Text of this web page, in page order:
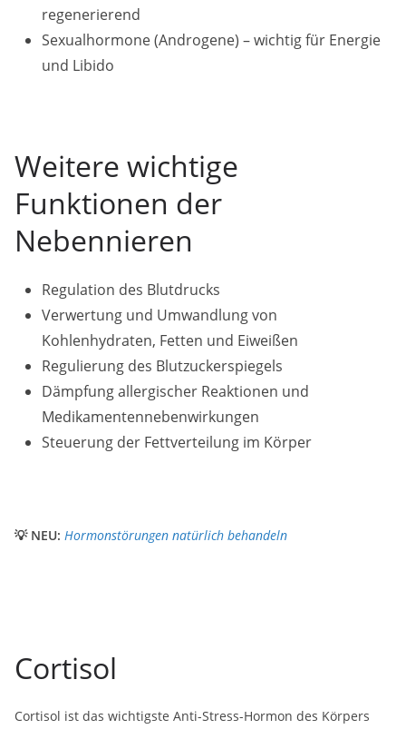
regenerierend
Sexualhormone (Androgene) – wichtig für Energie
und Libido
Weitere wichtige
Funktionen der
Nebennieren
Regulation des Blutdrucks
Verwertung und Umwandlung von
Kohlenhydraten, Fetten und Eiweißen
Regulierung des Blutzuckerspiegels
Dämpfung allergischer Reaktionen und
Medikamentennebenwirkungen
Steuerung der Fettverteilung im Körper
💡 NEU: Hormonstörungen natürlich behandeln
Cortisol
Cortisol ist das wichtigste Anti-Stress-Hormon des Körpers